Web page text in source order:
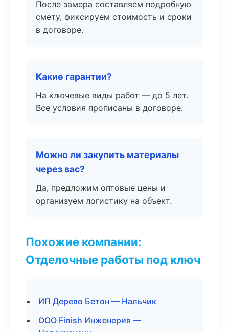
После замера составляем подробную
смету, фиксируем стоимость и сроки
в договоре.
Какие гарантии?
На ключевые виды работ — до 5 лет.
Все условия прописаны в договоре.
Можно ли закупить материалы
через вас?
Да, предложим оптовые цены и
организуем логистику на объект.
Похожие компании:
Отделочные работы под ключ
ИП Дерево Бетон — Нальчик
ООО Finish Инженерия —